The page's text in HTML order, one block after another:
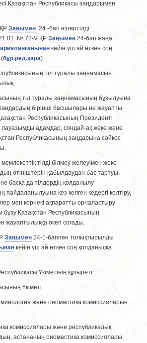
Қазақстан Республикасы заңдарымен
Заңымен 24 -бап өзгертілді
№ 72-V ҚР Заңымен 24-бап жаңа
кейін үш ай өткен соң
(бұр.ред.қара)
тiл туралы заңнамасын
тiл туралы заңнамасының бұзылуына
бiрiншi басшылары не жауапты
Республикасының Президентi
лауазымды адамдар, сондай-ақ жеке және
Республикасының заңдарына сәйкес
тiлдi бiлмеу желеуiмен жеке
өтiнiштерiн қабылдаудан бас тартуы,
басқа да тiлдердің қолданылу
пайдаланылуына кез келген кедергi келтiру,
мен көрнекі ақпаратты орналастыру
Қазақстан Республикасының
жауаптылыққа әкеп соғады.
Заңымен 24-1-баппен толықтырылды
кейін үш ай өткен соң қолданысқа
Үкіметінің құзыреті
Үкіметі:
және ономастика комиссияларын
комиссиялары және республикалық
астананың ономастика комиссиялары